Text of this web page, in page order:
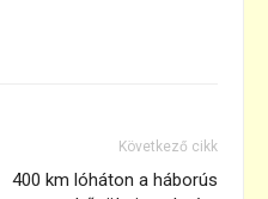
Következő cikk
400 km lóháton a háborús